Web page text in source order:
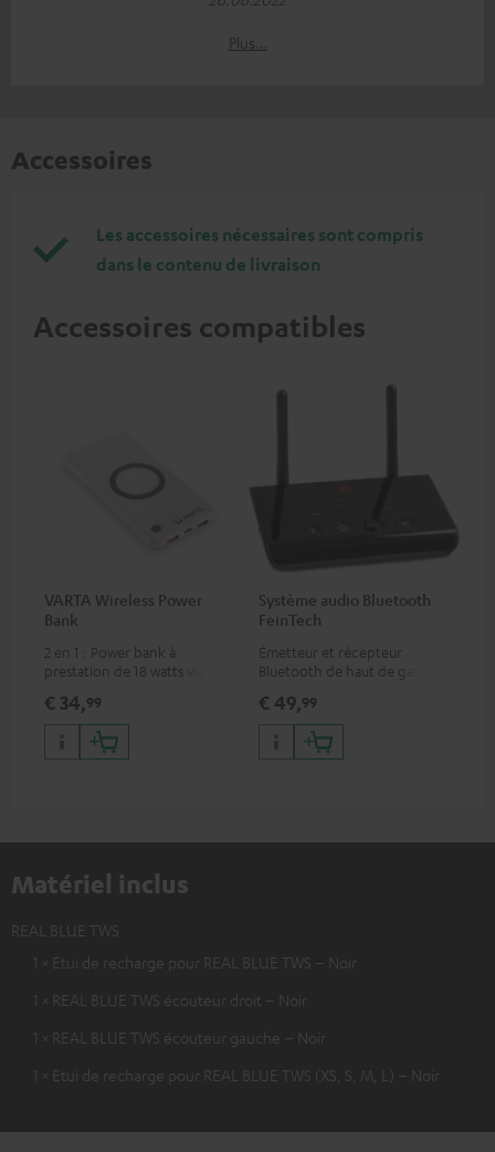
Plus…
Accessoires
Les accessoires nécessaires sont compris
dans le contenu de livraison
Accessoires compatibles
VARTA Wireless Power
Bank
2 en 1 : Power bank à
prestation de 18 watts via USB
jusqu’à 10 watts
€ 34,99
Système audio Bluetooth
FeinTech
Émetteur et récepteur
Bluetooth de haut de gamme,
casques ou systèmes complets
Bluetooth et barres de son
€ 49,99
Matériel inclus
REAL BLUE TWS
1 × Etui de recharge pour REAL BLUE TWS – Noir
1 × REAL BLUE TWS écouteur droit – Noir
1 × REAL BLUE TWS écouteur gauche – Noir
1 × Etui de recharge pour REAL BLUE TWS (XS, S, M, L) – Noir